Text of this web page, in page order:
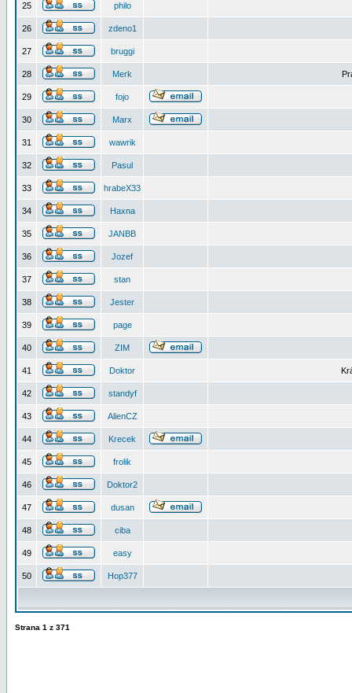
25 philo
26 zdeno1
27 bruggi
28 Merk
29 fojo
30 Marx
31 wawrik
32 Pasul
33 hrabeX33
34 Haxna
35 JANBB
36 Jozef
37 stan
38 Jester
39 page
40 ZIM
41 Doktor
42 standyf
43 AlienCZ
44 Krecek
45 frolik
46 Doktor2
47 dusan
48 ciba
49 easy
50 Hop377
Strana 1 z 371